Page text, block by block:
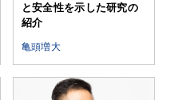
と安全性を示した研究の
紹介
亀頭増大